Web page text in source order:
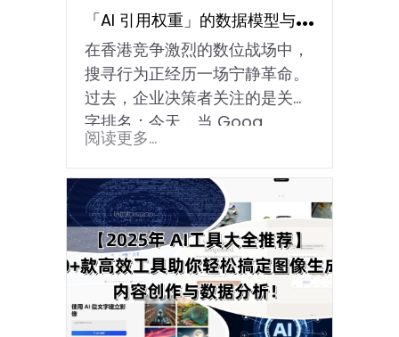
「AI 引用权重」的数据模型与算
法逻辑
在香港竞争激烈的数位战场中，
搜寻行为正经历一场宁静革命。
过去，企业决策者关注的是关键
字排名；今天，当 Goog…
阅读更多...